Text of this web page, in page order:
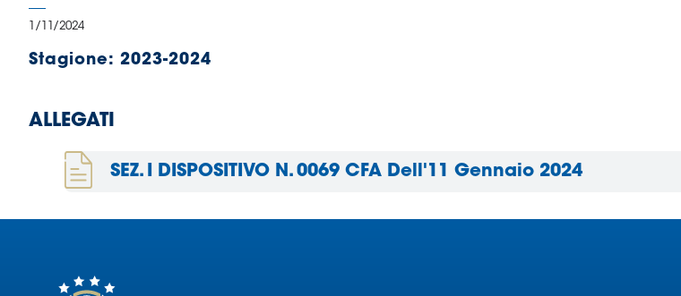
Shop
partner
Assicurazione
Whistleblowing
1/11/2024
Stagione: 2023-2024
ALLEGATI
SEZ. I DISPOSITIVO N. 0069 CFA Dell'11 Gennaio 2024